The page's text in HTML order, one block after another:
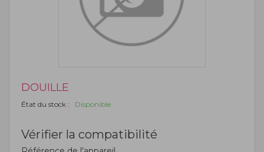
DOUILLE
État du stock : Disponible
Vérifier la compatibilité